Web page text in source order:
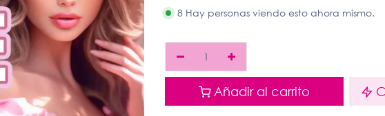
8 Hay personas viendo esto ahora mismo.
Añadir al carrito